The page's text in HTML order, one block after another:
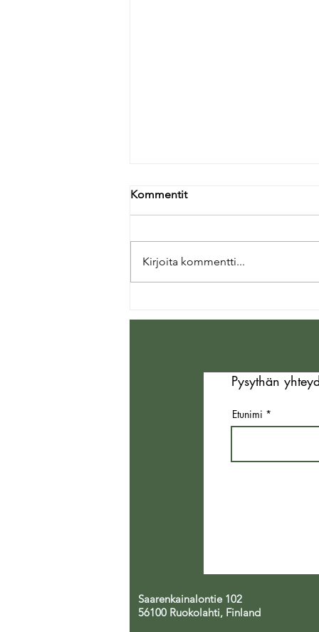
hermostoamme – Viikon
Kommentit
Kirjoita kommentti...
Pysythän
Etunimi
Saarenkainalontie 102
56100 Ruokolahti, Finland